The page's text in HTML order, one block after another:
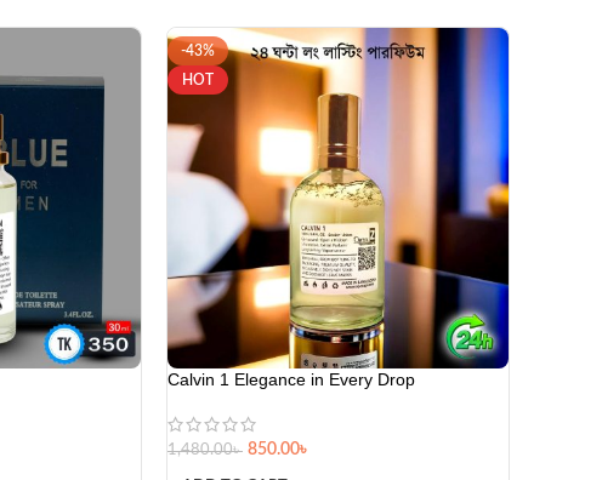
-43%
HOT
Calvin 1 Elegance in Every Drop
1,480.00৳ 850.00৳